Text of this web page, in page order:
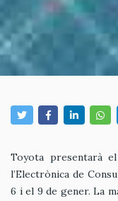
Toyota presentarà
l’Electrònica de
6 i el 9 de gener. La